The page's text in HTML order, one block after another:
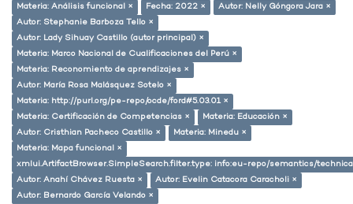
Materia: Análisis funcional × Fecha: 2022 ×
Autor: Nelly Góngora Jara ×
Autor: Stephanie Barboza Tello ×
Autor: Lady Sihuay Castillo (autor principal) ×
Materia: Marco Nacional de Cualificaciones del Perú ×
Materia: Reconomiento de aprendizajes ×
Autor: María Rosa Malásquez Sotelo ×
Materia: http://purl.org/pe-repo/ocde/ford#5.03.01 ×
Materia: Certificación de Competencias ×
Materia: Educación ×
Autor: Cristhian Pacheco Castillo ×
Materia: Minedu ×
Materia: Mapa funcional ×
xmlui.ArtifactBrowser.SimpleSearch.filter.type: info:eu-repo/semantics/
Autor: Anahí Chávez Ruesta ×
Autor: Evelin Catacora Caracholi ×
Autor: Bernardo García Velando ×